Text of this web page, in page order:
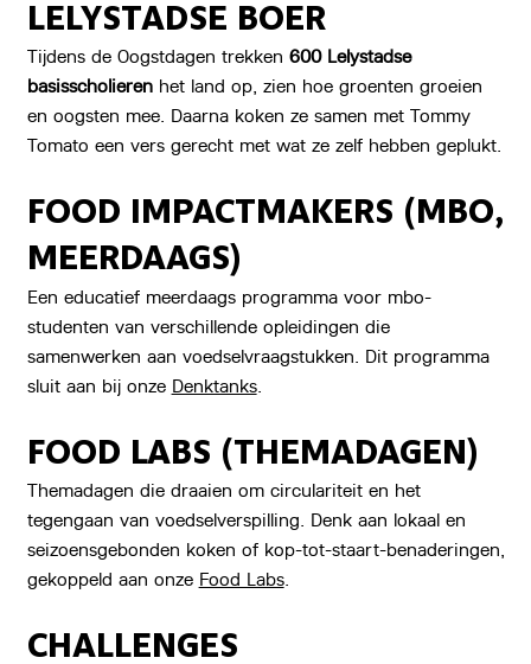
LELYSTADSE BOER
Tijdens de Oogstdagen trekken 600 Lelystadse
basisscholierenhet land op, zien hoe groenten groeien
en oogsten mee. Daarna koken ze samen met Tommy
Tomato een vers gerecht met wat ze zelf hebben geplukt.
FOOD IMPACTMAKERS (MBO,
MEERDAAGS)
Een educatief meerdaags programma voor mbo-
studenten van verschillende opleidingen die
samenwerken aan voedselvraagstukken. Dit programma
sluit aan bij onze Denktanks.
FOOD LABS (THEMADAGEN)
Themadagen die draaien om circulariteit en het
tegengaan van voedselverspilling. Denk aan lokaal en
seizoensgebonden koken of kop-tot-staart-benaderingen,
gekoppeld aan onze Food Labs.
CHALLENGES